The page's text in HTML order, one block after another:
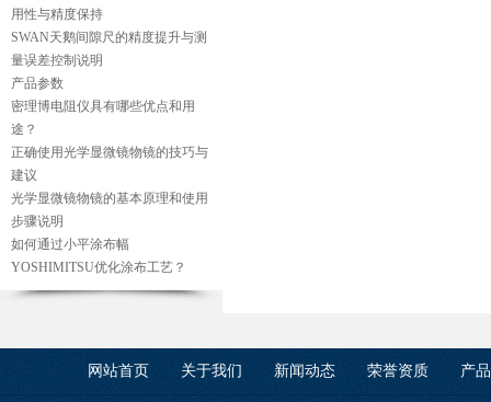
用性与精度保持
SWAN天鹅间隙尺的精度提升与测
量误差控制说明
产品参数
密理博电阻仪具有哪些优点和用
途？
正确使用光学显微镜物镜的技巧与
建议
光学显微镜物镜的基本原理和使用
步骤说明
如何通过小平涂布幅
YOSHIMITSU优化涂布工艺？
网站首页 关于我们 新闻动态 荣誉资质 产